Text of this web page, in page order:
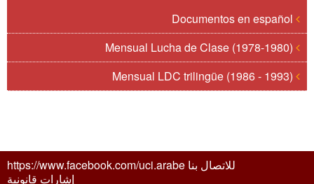
للاتصال بنا https://www.facebook.com/uci.arabe
إشارات قانونية